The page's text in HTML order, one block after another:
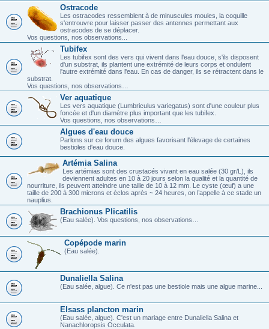
Ostracode
Les ostracodes ressemblent à de minuscules moules, la coquille
s'entrouvre pour laisser passer des antennes permettant aux
ostracodes de se déplacer.
Vos questions, nos observations...
Tubifex
Les tubifex sont des vers qui vivent dans l'eau douce, s'ils disposent
d'un substrat, ils plantent une extrémité de leurs corps et ondulent
l'autre extrémité dans l'eau. En cas de danger, ils se rétractent dans le
substrat.
Vos questions, nos observations…
Ver aquatique
Les vers aquatique (Lumbriculus variegatus) sont d'une couleur plus
foncée et d'un diamètre plus important que les tubifex.
Vos questions, nos observations…
Algues d'eau douce
Parlons sur ce forum des algues favorisant l'élevage de certaines
bestioles d'eau douce.
Artémia Salina
Les artémias sont des crustacés vivant en eau salée (30 gr/L), ils
deviennent adultes en 10 à 20 jours selon la qualité et la quantité de
nourriture, ils peuvent atteindre une taille de 10 à 12 mm. Le cyste (œuf) a une
taille de 200 à 300 microns et éclos après ~ 24 heures, on l’appelle à ce stade un
nauplius.
Brachionus Plicatilis
(Eau salée). Vos questions, nos observations…
Copépode marin
(Eau salée).
Dunaliella Salina
(Eau salée, algue). Ce n'est pas une bestiole mais une algue marine...
Elsass plancton marin
(Eau salée, algue). C'est un mariage entre Dunaliella Salina et
Nanachloropsis Occulata.